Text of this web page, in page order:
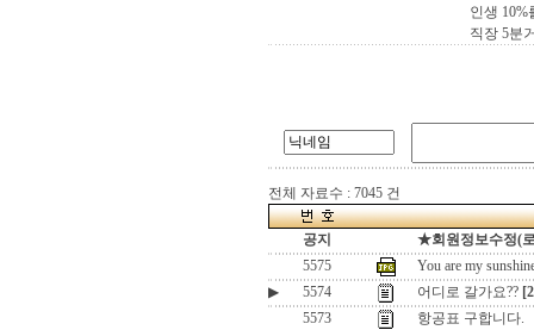
인생
직장 5분
전체 자료수 : 7045 건
공지
★회원정보수정(
5575
You are my
▶
5574 어디로 갈가요??
5573
항공표 구합니다.